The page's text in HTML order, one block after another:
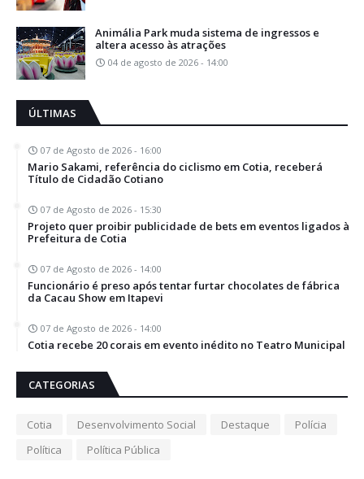
Animália Park muda sistema de ingressos e
altera acesso às atrações
04 de agosto de 2026 - 14:00
ÚLTIMAS
07 de Agosto de 2026 - 16:00
Mario Sakami, referência do ciclismo em Cotia, receberá
Título de Cidadão Cotiano
07 de Agosto de 2026 - 15:30
Projeto quer proibir publicidade de bets em eventos ligados à
Prefeitura de Cotia
07 de Agosto de 2026 - 14:00
Funcionário é preso após tentar furtar chocolates de fábrica
da Cacau Show em Itapevi
07 de Agosto de 2026 - 14:00
Cotia recebe 20 corais em evento inédito no Teatro Municipal
CATEGORIAS
Cotia Desenvolvimento Social Destaque
Polícia
Política
Política Pública